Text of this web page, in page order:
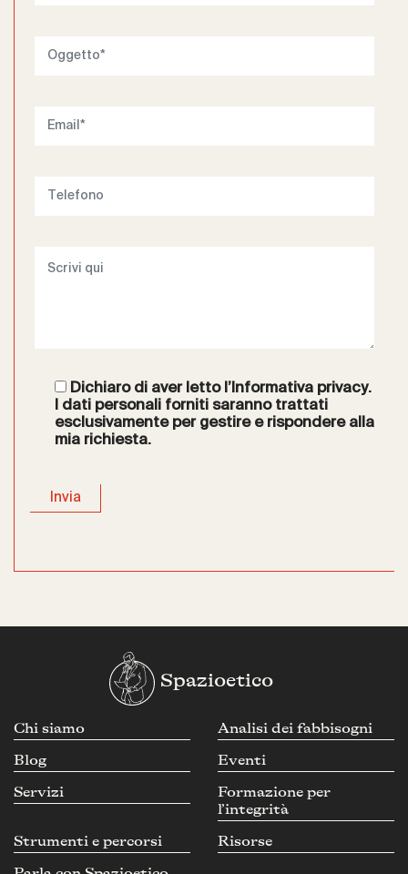
Dichiaro di aver letto l’Informativa privacy.
I dati personali forniti saranno trattati
esclusivamente per gestire e rispondere alla
mia richiesta.
Spazioetico
Chi siamo Analisi dei fabbisogni
Blog Eventi
Servizi
Formazione per
l’integrità
Strumenti e percorsi Risorse